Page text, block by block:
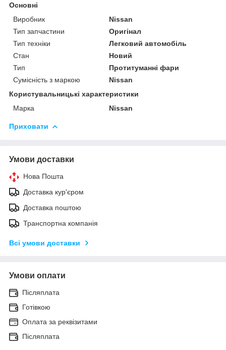
Основні
Виробник
Nissan
Тип запчастини
Оригінал
Тип техніки
Легковий автомобіль
Стан
Новий
Тип
Протитуманні фари
Сумісність з маркою
Nissan
Користувальницькі характеристики
Марка
Nissan
Приховати
Умови доставки
Нова Пошта
Доставка кур'єром
Доставка поштою
Транспортна компанія
Всі умови доставки
Умови оплати
Післяплата
Готівкою
Оплата за реквізитами
Післяплата